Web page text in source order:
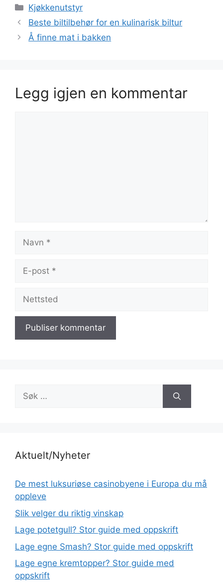
Kategorier
Kjøkkenutstyr
Beste biltilbehør for en kulinarisk biltur
Å finne mat i bakken
Legg igjen en kommentar
Navn
Nettsted
Søk
etter:
Aktuelt/Nyheter
De mest luksuriøse casinobyene i Europa du må
oppleve
Slik velger du riktig vinskap
Lage potetgull? Stor guide med oppskrift
Lage egne Smash? Stor guide med oppskrift
Lage egne kremtopper? Stor guide med
oppskrift